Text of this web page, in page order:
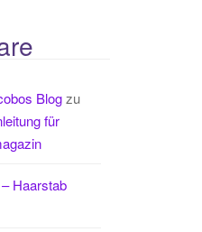
Blogzu
für
Haarstab